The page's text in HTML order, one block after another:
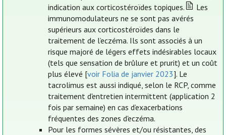
indication aux corticostéroïdes topiques.
Les
immunomodulateurs ne se sont pas avérés
supérieurs aux corticostéroïdes dans le
traitement de l’eczéma. Ils sont associés à un
risque majoré de légers effets indésirables locaux
(tels que sensation de brûlure et prurit) et un coût
plus élevé [voir Folia de janvier 2023]. Le
tacrolimus est aussi indiqué, selon le RCP, comme
traitement d'entretien intermittent (application 2
fois par semaine) en cas d’exacerbations
fréquentes des zones d'eczéma.
Pour les formes sévères et/ou résistantes, des